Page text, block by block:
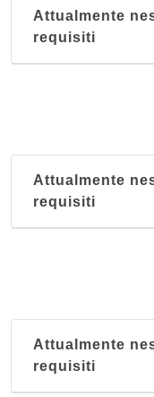
Attualmente
requisiti
Attualmente
requisiti
Attualmente
requisiti